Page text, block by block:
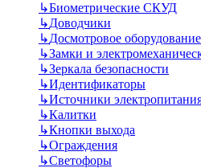
↳Биометрические СКУД
↳Доводчики
↳Досмотровое оборудование
↳Замки и
↳Зеркала безопасности
↳Идентификаторы
↳Источники
↳Калитки
↳Кнопки выхода
↳Ограждения
↳Светофоры